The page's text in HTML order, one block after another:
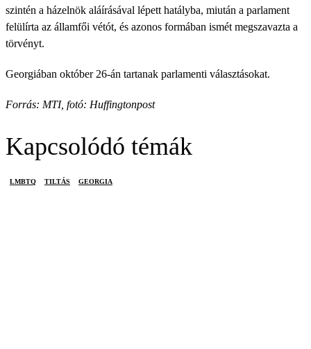
szintén a házelnök aláírásával lépett hatályba, miután a parlament
felülírta az államfői vétót, és azonos formában ismét megszavazta a
törvényt.
Georgiában október 26-án tartanak parlamenti választásokat.
Forrás: MTI, fotó: Huffingtonpost
Kapcsolódó témák
LMBTQ TILTÁS GEORGIA